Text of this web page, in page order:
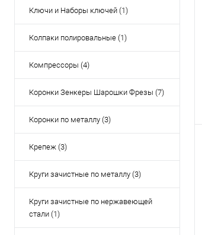
Ключи и Наборы ключей (1)
Колпаки полировальные (1)
Компрессоры (4)
Коронки Зенкеры Шарошки Фрезы (7)
Коронки по металлу (3)
Крепеж (3)
Круги зачистные по металлу (3)
Круги зачистные по нержавеющей
стали (1)